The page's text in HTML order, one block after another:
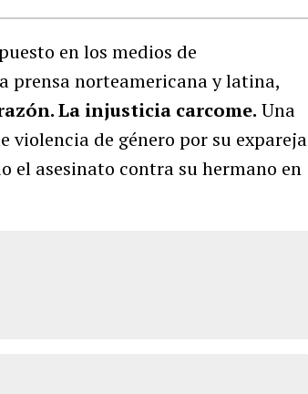
en los medios de
prensa norteamericana y latina,
La injusticia carcome. Una
de género por su expareja
el asesinato contra su hermano en